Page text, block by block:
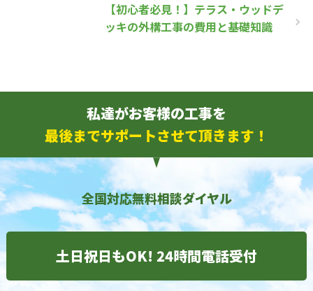
【初心者必見！】テラス・ウッドデ
ッキの外構工事の費用と基礎知識
私達がお客様の工事を
最後までサポートさせて頂きます！
全国対応無料相談ダイヤル
土日祝日もOK! 24時間電話受付